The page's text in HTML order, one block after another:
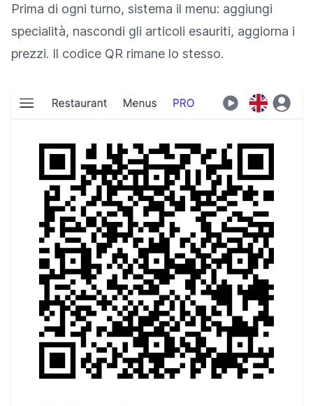
Prima di ogni turno, sistema il menu: aggiungi
specialità, nascondi gli articoli esauriti, aggiorna i
prezzi. Il codice QR rimane lo stesso.